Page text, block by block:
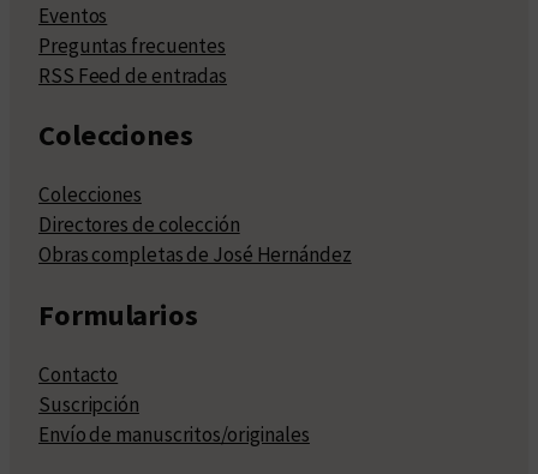
Eventos
Preguntas frecuentes
RSS Feed de entradas
Colecciones
Colecciones
Directores de colección
Obras completas de José Hernández
Formularios
Contacto
Suscripción
Envío de manuscritos/originales